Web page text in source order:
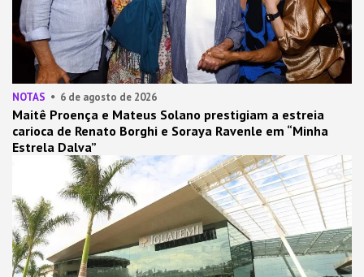
NOTAS 6 de agosto de 2026
Maitê Proença e Mateus Solano prestigiam a estreia
carioca de Renato Borghi e Soraya Ravenle em “Minha
Estrela Dalva”